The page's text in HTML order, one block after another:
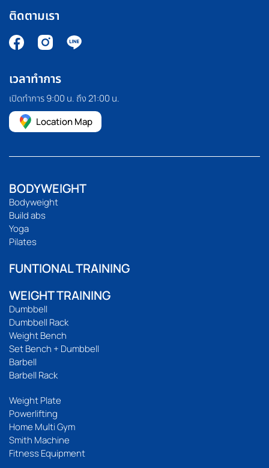
ติดตามเรา
เวลาทำการ
เปิดทำการ 9:00 น. ถึง 21:00 น.
Location Map
BODYWEIGHT
Bodyweight
Build abs
Yoga
Pilates
FUNTIONAL TRAINING
WEIGHT TRAINING
Dumbbell
Dumbbell Rack
Weight Bench
Set Bench + Dumbbell
Barbell
Barbell Rack
Weight Plate
Powerlifting
Home Multi Gym
Smith Machine
Fitness Equipment